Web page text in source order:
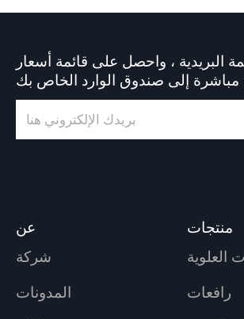
البريدية ، واحصل على قائمة أسعار
عن
شركة
المدونات
منتجات
العلوية
رافعات